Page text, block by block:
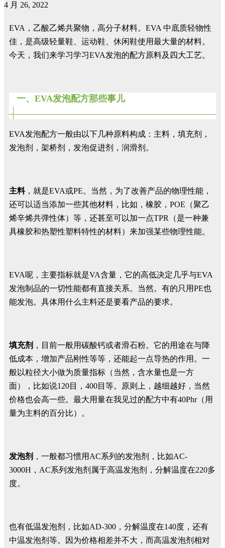
4 月 26, 2022
EVA，乙酸乙烯共聚物，高分子材料。EVA 中底质轻物性
佳，是高级轻量鞋、运动鞋、休闲鞋使用最大量的材料。
今天，我们来学习学习EVA发泡的配方原料及四大工艺。
一、EVA发泡配方那些事儿
EVA发泡配方一般由以下几种原料构成：主料，填充剂，
发泡剂，架桥剂，发泡促进剂，润滑剂。
主料，就是EVA或PE。当然，为了改善产品的物理性能，
还可以适当添加一些其他材料，比如，橡胶，POE（聚乙
烯辛烯共弹性体）等，还甚至可以加一点TPR（是一种兼
具橡胶和热塑性塑料特性的材料）来加强某些物理性能。
EVA呢，主要指标就是VA含量，它的高低决定几乎与EVA
发泡制品的一切性能都有直接关系。当然。有的只用PE也
能发泡。具体用什么主料还是要看产品的要求。
填充剂 ，目前一般用碳酸钙或者滑石粉。它的用途在与降
低成本，增加产品刚性等等，还能起一点导热的作用。一
般以粒径大小做为质量指标（当然，含水量也是一方
面），比如说120目，400目等。原则上，越细越好，当然
价格也会高一些。最大用量在我见过的配方中有40Phr（用
量为主料的百分比）。
发泡剂 ，一般都习惯用AC系列的发泡剂，比如AC-
3000H，AC系列发泡剂属于高温发泡剂，分解温度在220多
度。
也有低温发泡剂，比如AD-300，分解温度在140度，还有
中温发泡剂等。因为价格相差并不大，而高温发泡剂相对